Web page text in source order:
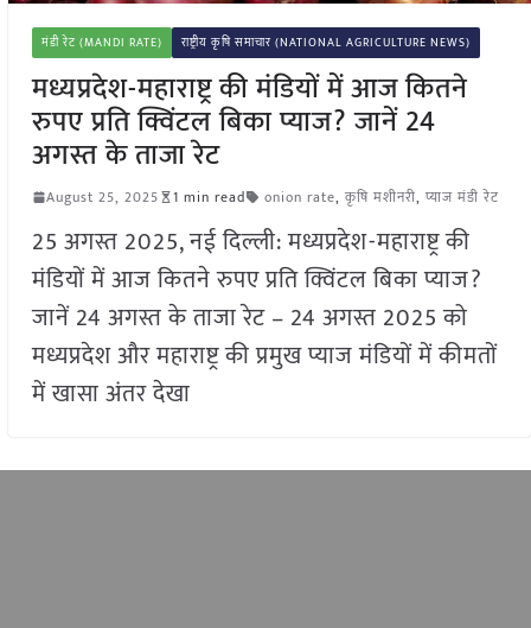
मंडी रेट (MANDI RATE) राष्ट्रीय कृषि समाचार (NATIONAL AGRICULTURE NEWS)
मध्यप्रदेश-महाराष्ट्र की मंडियों में आज कितने
रुपए प्रति क्विंटल बिका प्याज? जानें 24
अगस्त के ताजा रेट
August 25, 2025 1 min read onion rate, कृषि मशीनरी, प्याज मंडी रेट
25 अगस्त 2025, नई दिल्ली: मध्यप्रदेश-महाराष्ट्र की
मंडियों में आज कितने रुपए प्रति क्विंटल बिका प्याज?
जानें 24 अगस्त के ताजा रेट – 24 अगस्त 2025 को
मध्यप्रदेश और महाराष्ट्र की प्रमुख प्याज मंडियों में कीमतों
में खासा अंतर देखा